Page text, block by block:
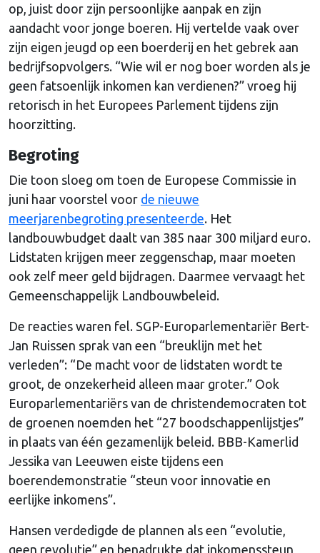
op, juist door zijn persoonlijke aanpak en zijn
aandacht voor jonge boeren. Hij vertelde vaak over
zijn eigen jeugd op een boerderij en het gebrek aan
bedrijfsopvolgers. “Wie wil er nog boer worden als je
geen fatsoenlijk inkomen kan verdienen?” vroeg hij
retorisch in het Europees Parlement tijdens zijn
hoorzitting.
Begroting
Die toon sloeg om toen de Europese Commissie in
juni haar voorstel voor de nieuwe
meerjarenbegroting presenteerde. Het
landbouwbudget daalt van 385 naar 300 miljard euro.
Lidstaten krijgen meer zeggenschap, maar moeten
ook zelf meer geld bijdragen. Daarmee vervaagt het
Gemeenschappelijk Landbouwbeleid.
De reacties waren fel. SGP-Europarlementariër Bert-
Jan Ruissen sprak van een “breuklijn met het
verleden”: “De macht voor de lidstaten wordt te
groot, de onzekerheid alleen maar groter.” Ook
Europarlementariërs van de christendemocraten tot
de groenen noemden het “27 boodschappenlijstjes”
in plaats van één gezamenlijk beleid. BBB-Kamerlid
Jessika van Leeuwen eiste tijdens een
boerendemonstratie “steun voor innovatie en
eerlijke inkomens”.
Hansen verdedigde de plannen als een “evolutie,
geen revolutie” en benadrukte dat inkomenssteun